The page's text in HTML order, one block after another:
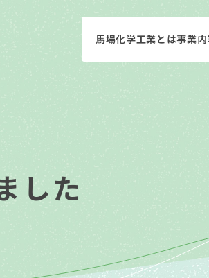
馬場化学工業とは事業
した